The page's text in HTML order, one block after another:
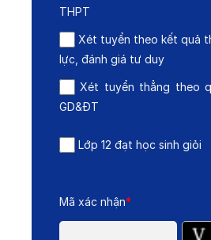
THPT
Xét tuyển theo kết quả
lực, đánh giá tư duy
Xét tuyển thẳng theo
GD&ĐT
Lớp 12 đạt học sinh giỏi
Mã xác nhận*